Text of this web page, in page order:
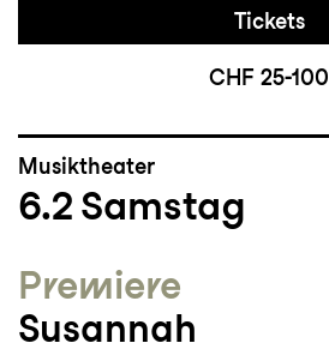
Tickets
CHF 25-100
Musiktheater
6.2 Samstag
Premiere
Susannah